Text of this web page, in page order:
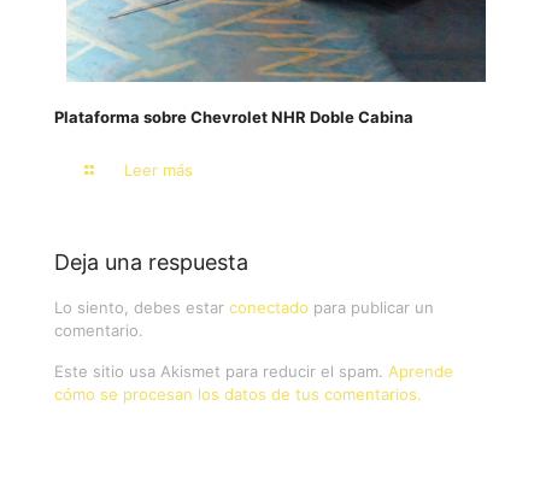
Plataforma sobre Chevrolet NHR Doble Cabina
Leer más
Deja una respuesta
Lo siento, debes estar conectado para publicar un
comentario.
Este sitio usa Akismet para reducir el spam. Aprende
cómo se procesan los datos de tus comentarios.